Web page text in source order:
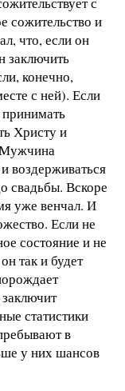
сожительство и
что, если он
заключить
конечно,
с ней). Если
принимать
Христу и
Мужчина
воздерживаться
свадьбы. Вскоре
уже венчал. И
Если не
состояние и не
так и будет
статистики
в
у них шансов